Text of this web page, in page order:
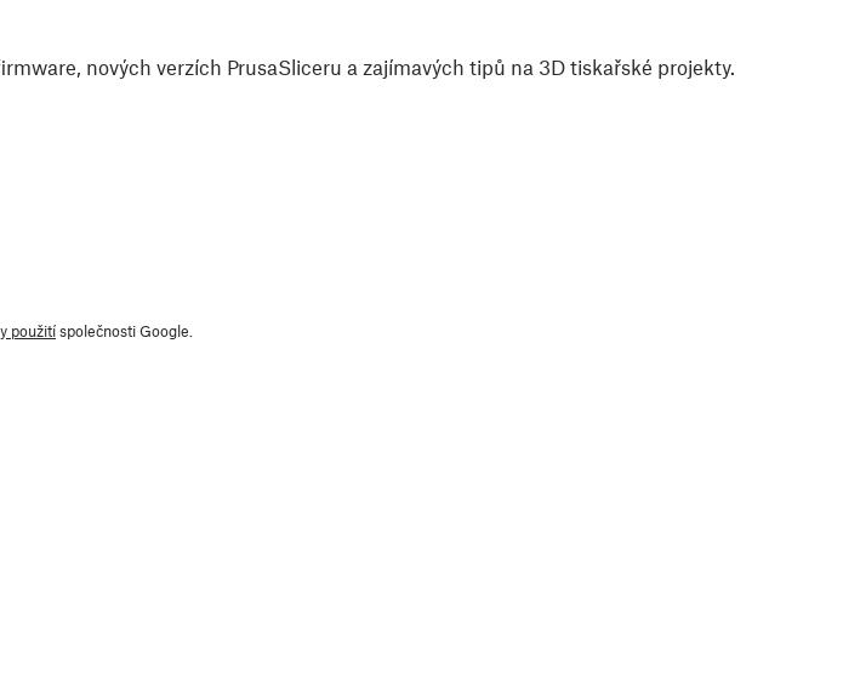
nových verzích PrusaSliceru a zajímavých tipů na 3D tiskařské projekty.
použitíspolečnosti Google.